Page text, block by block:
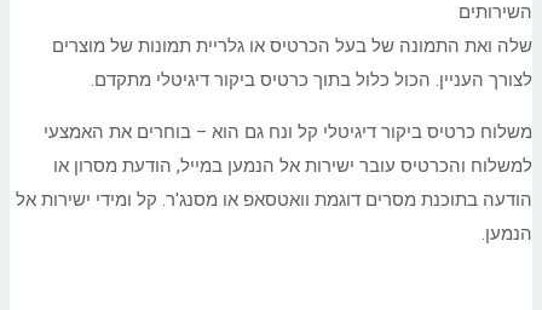
השירותים
שלה ואת התמונה של בעל הכרטיס או גלריית תמונות של מוצרים
לצורך העניין. הכול כלול בתוך כרטיס ביקור דיגיטלי מתקדם.
משלוח כרטיס ביקור דיגיטלי קל ונח גם הוא – בוחרים את האמצעי
למשלוח והכרטיס עובר ישירות אל הנמען במייל, הודעת מסרון או
הודעה בתוכנת מסרים דוגמת וואטסאפ או מסנג'ר. קל ומידי ישירות אל
הנמען.